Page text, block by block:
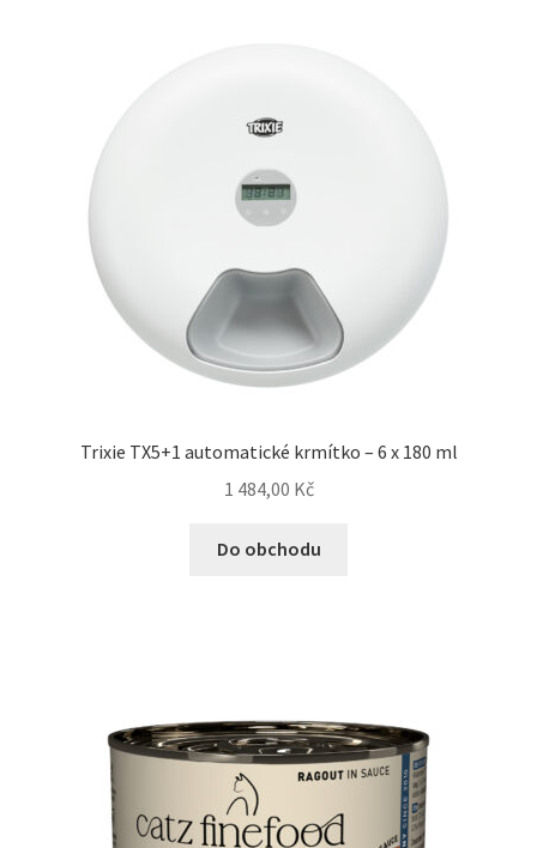
Trixie TX5+1 automatické krmítko – 6 x 180 ml
1 484,00 Kč
Do obchodu